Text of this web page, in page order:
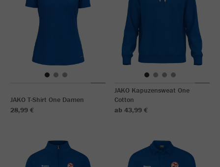
JAKO T-Shirt One Damen
28,99 €
JAKO Kapuzensweat One
Cotton
ab 43,99 €